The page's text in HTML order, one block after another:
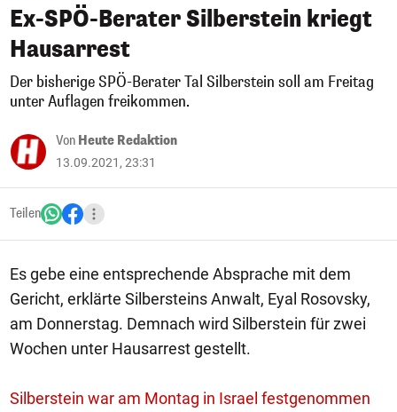
Ex-SPÖ-Berater Silberstein kriegt
Hausarrest
Der bisherige SPÖ-Berater Tal Silberstein soll am Freitag
unter Auflagen freikommen.
Von Heute Redaktion
13.09.2021, 23:31
Teilen
Es gebe eine entsprechende Absprache mit dem
Gericht, erklärte Silbersteins Anwalt, Eyal Rosovsky,
am Donnerstag. Demnach wird Silberstein für zwei
Wochen unter Hausarrest gestellt.
Silberstein war am Montag in Israel festgenommen